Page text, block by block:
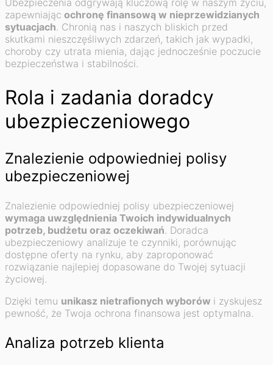
zapewniając ochronę finansową w nieprzewidzianych
sytuacjach. Chronią nas i naszych bliskich przed
skutkami nieszczęśliwych zdarzeń, takich jak wypadki,
choroby czy utrata mienia, dając jednocześnie poczucie
bezpieczeństwa i stabilności.
Rola i zadania doradcy
ubezpieczeniowego
Znalezienie odpowiedniej polisy
ubezpieczeniowej
Znalezienie odpowiedniej polisy ubezpieczeniowej
wymaga uwzględnienia Twoich indywidualnych
potrzeb, budżetu oraz oczekiwań. Doradca
ubezpieczeniowy analizuje te czynniki, porównując
dostępne oferty na rynku, aby zaproponować
rozwiązanie najlepiej dopasowane do Twojej sytuacji
życiowej.
Dzięki temu unikasz nietrafionych wyborów i zyskujesz
pewność, że Twoja ochrona finansowa jest optymalna.
Analiza potrzeb klienta